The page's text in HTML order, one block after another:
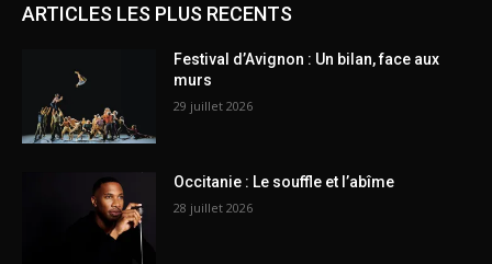
ARTICLES LES PLUS RECENTS
Festival d’Avignon : Un bilan, face aux
murs
29 juillet 2026
Occitanie : Le souffle et l’abîme
28 juillet 2026